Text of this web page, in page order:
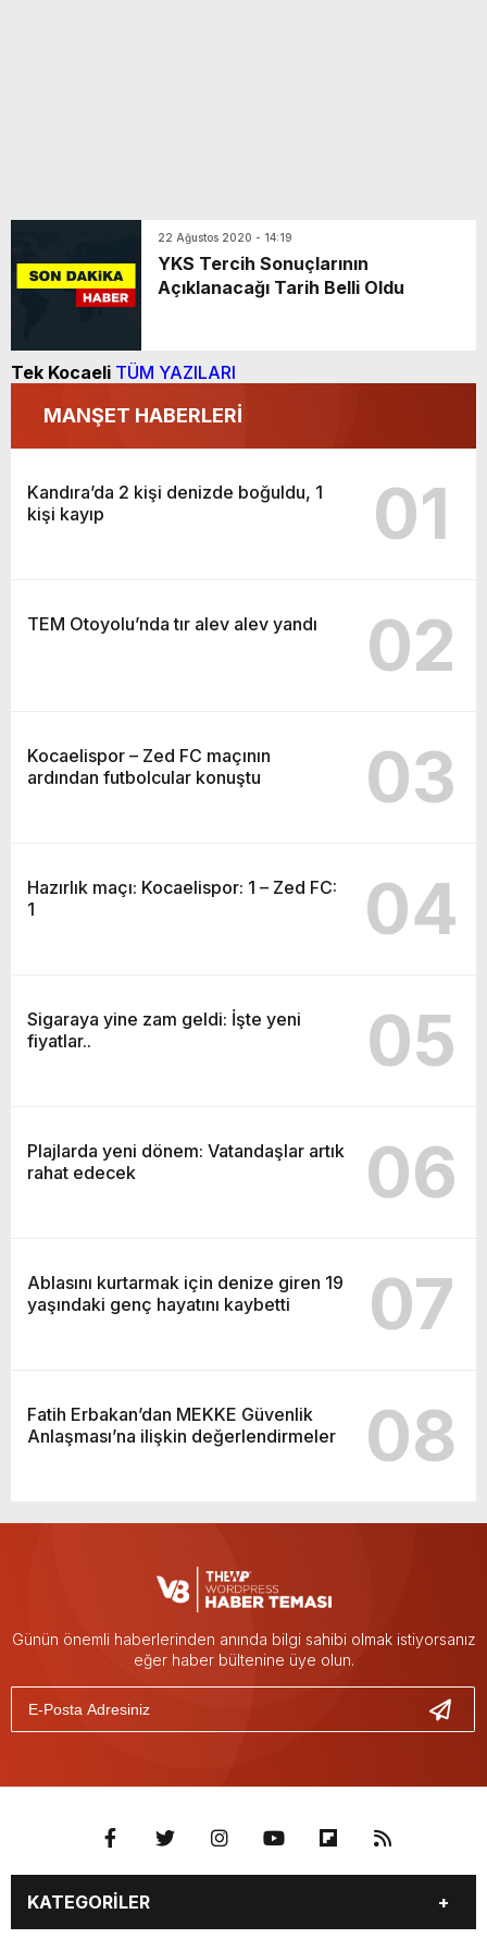
22 Ağustos 2020 - 14:19
YKS Tercih Sonuçlarının
Açıklanacağı Tarih Belli Oldu
Tek Kocaeli TÜM YAZILARI
MANŞET HABERLERİ
Kandıra’da 2 kişi denizde boğuldu, 1
kişi kayıp
01
TEM Otoyolu’nda tır alev alev yandı 02
Kocaelispor – Zed FC maçının
ardından futbolcular konuştu
03
Hazırlık maçı: Kocaelispor: 1 – Zed FC:
1
04
Sigaraya yine zam geldi: İşte yeni
fiyatlar..
05
Plajlarda yeni dönem: Vatandaşlar artık
rahat edecek
06
Ablasını kurtarmak için denize giren 19
yaşındaki genç hayatını kaybetti
07
Fatih Erbakan’dan MEKKE Güvenlik
Anlaşması’na ilişkin değerlendirmeler
08
Günün önemli haberlerinden anında bilgi sahibi olmak istiyorsanız
eğer haber bültenine üye olun.
KATEGORİLER